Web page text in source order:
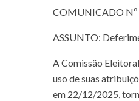
COMUNICADO
ASSUNTO:
A Comissão
uso de suas
em 22/12/2025,